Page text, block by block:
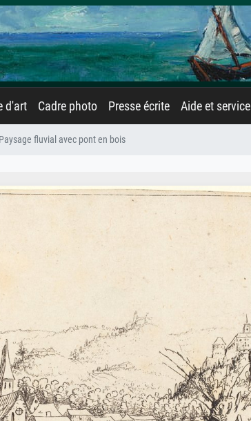
d'art Cadre photo Presse écrite Aide et service
Paysage fluvial avec pont en bois